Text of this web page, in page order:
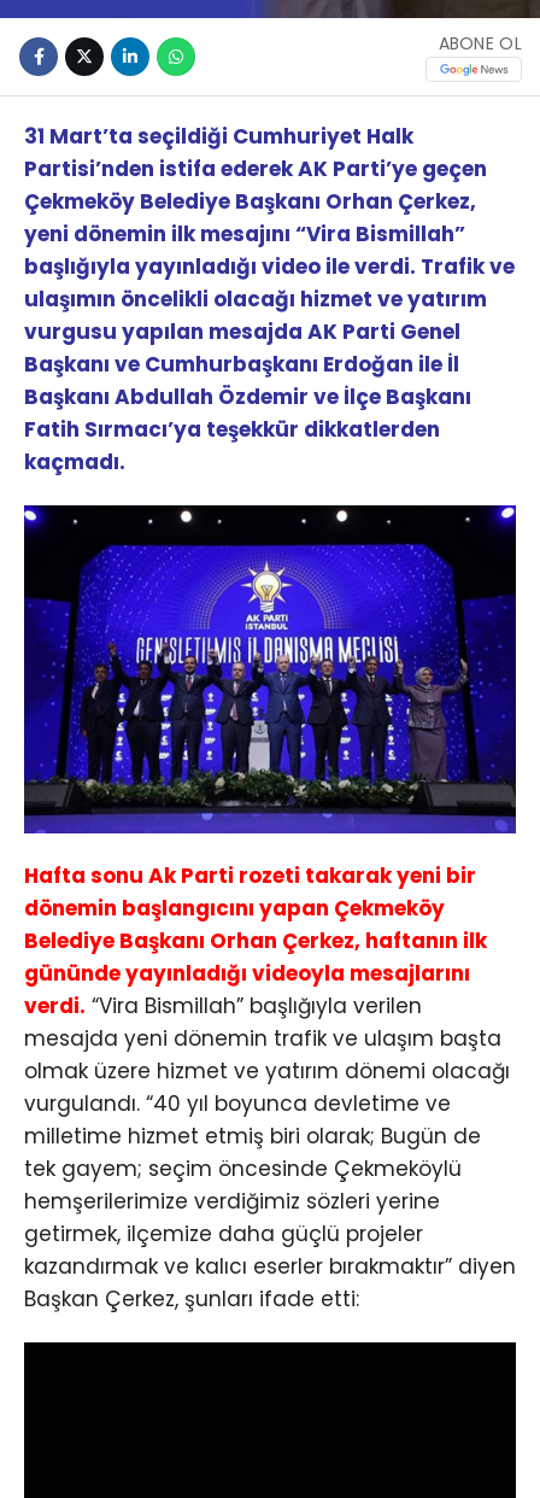
ABONE OL
31 Mart’ta seçildiği Cumhuriyet Halk
Partisi’nden istifa ederek AK Parti’ye geçen
Çekmeköy Belediye Başkanı Orhan Çerkez,
yeni dönemin ilk mesajını “Vira Bismillah”
başlığıyla yayınladığı video ile verdi. Trafik ve
ulaşımın öncelikli olacağı hizmet ve yatırım
vurgusu yapılan mesajda AK Parti Genel
Başkanı ve Cumhurbaşkanı Erdoğan ile İl
Başkanı Abdullah Özdemir ve İlçe Başkanı
Fatih Sırmacı’ya teşekkür dikkatlerden
kaçmadı.
Hafta sonu Ak Parti rozeti takarak yeni bir
dönemin başlangıcını yapan Çekmeköy
Belediye Başkanı Orhan Çerkez, haftanın ilk
gününde yayınladığı videoyla mesajlarını
verdi. “Vira Bismillah” başlığıyla verilen
mesajda yeni dönemin trafik ve ulaşım başta
olmak üzere hizmet ve yatırım dönemi olacağı
vurgulandı. “40 yıl boyunca devletime ve
milletime hizmet etmiş biri olarak; Bugün de
tek gayem; seçim öncesinde Çekmeköylü
hemşerilerimize verdiğimiz sözleri yerine
getirmek, ilçemize daha güçlü projeler
kazandırmak ve kalıcı eserler bırakmaktır” diyen
Başkan Çerkez, şunları ifade etti: